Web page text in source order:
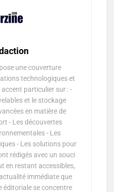
une couverture
technologiques et
particulier sur : -
et le stockage
en matière de
- Les découvertes
- Les
- Les solutions pour
rédigés avec un souci
en restant accessibles,
immédiate que
éditoriale se concentre